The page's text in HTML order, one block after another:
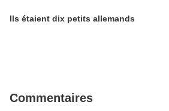
Ils étaient dix petits allemands
Commentaires